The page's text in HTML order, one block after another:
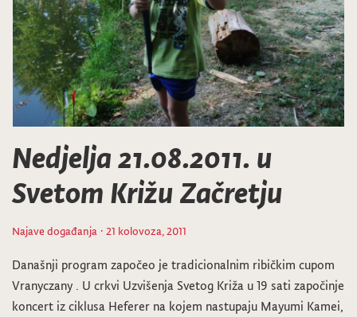
Nedjelja 21.08.2011. u
Svetom Križu Začretju
Najave događanja · 21 kolovoza, 2011
Današnji program započeo je tradicionalnim ribičkim cupom
Vranyczany . U crkvi Uzvišenja Svetog Križa u 19 sati započinje
koncert iz ciklusa Heferer na kojem nastupaju Mayumi Kamei,